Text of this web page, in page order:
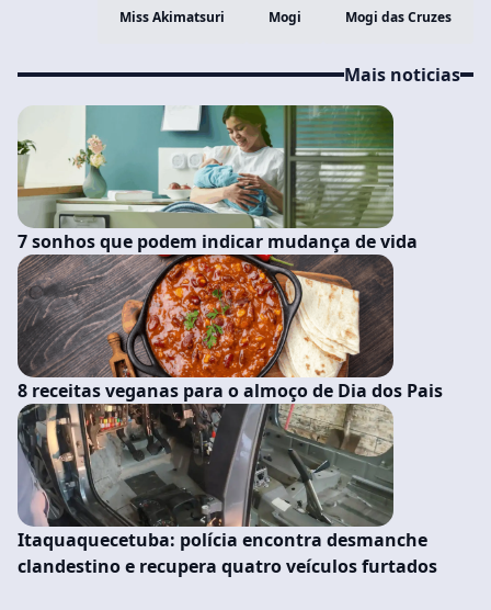
Miss Akimatsuri Mogi Mogi das Cruzes
Mais noticias
7 sonhos que podem indicar mudança de vida
8 receitas veganas para o almoço de Dia dos Pais
Itaquaquecetuba: polícia encontra desmanche
clandestino e recupera quatro veículos furtados